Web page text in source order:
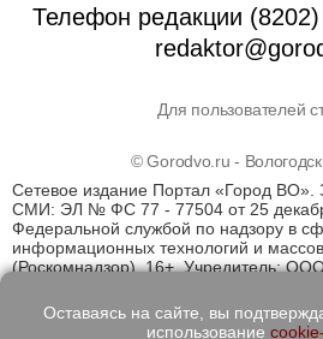
Телефон редакции
Для пользователей
© Gorodvo.ru -
Сетевое издание Портал «Город ВО».
СМИ: ЭЛ № ФС 77 - 77504 от 25
Федеральной службой по надзору в
информационных технологий и
(Роскомнадзор). 16+. Учредитель:
применяются рекомендательные
технологии предоставления
Оставаясь на сайте, вы
использование